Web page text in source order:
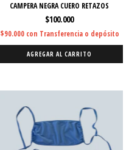
CAMPERA NEGRA CUERO RETAZOS
$100.000
$90.000 con Transferencia o depósito
AGREGAR AL CARRITO